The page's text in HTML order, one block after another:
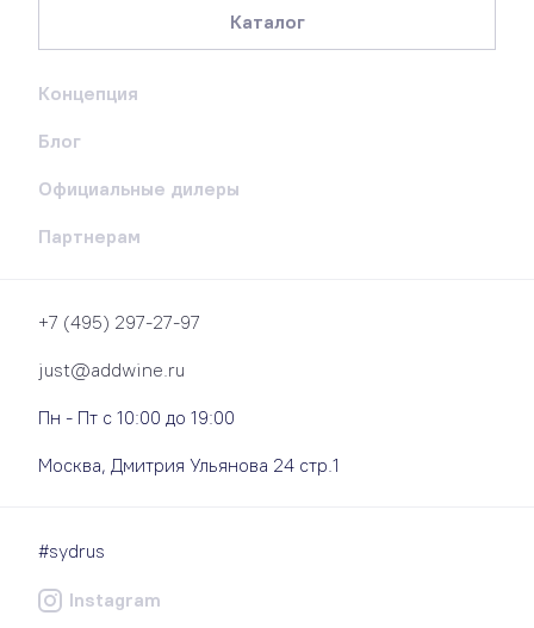
Каталог
Концепция
Блог
Официальные дилеры
Партнерам
+7 (495) 297-27-97
just@addwine.ru
Пн - Пт с 10:00 до 19:00
Москва, Дмитрия Ульянова 24 стр.1
#sydrus
Instagram